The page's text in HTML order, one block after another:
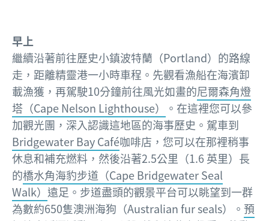
早上
繼續沿著前往歷史小鎮波特蘭（Portland）的路線
走，距離精靈港一小時車程。先觀看漁船在海濱卸
載漁獲，再駕駛10分鐘前往風光如畫的尼爾森角燈
塔（Cape Nelson Lighthouse）
。在這裡您可以參
加觀光團，深入認識這地區的海事歷史。駕車到
Bridgewater Bay Café咖啡店，您可以在那裡稍事
休息和補充燃料，然後沿著2.5公里（1.6 英里）長
的橋水角海豹步道（Cape Bridgewater Seal
Walk） 遠足。步道盡頭的觀景平台可以眺望到一群
為數約650隻澳洲海狗（Australian fur seals）。 預